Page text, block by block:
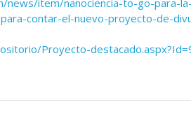
news/item/nanociencia-to-go-para-
contar-el-nuevo-proyecto-de-
Proyecto-